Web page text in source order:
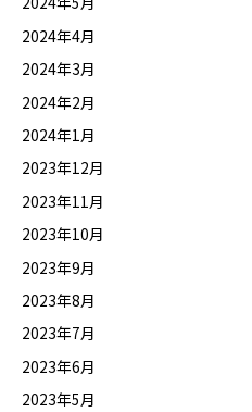
2024年4月
2024年3月
2024年2月
2024年1月
2023年12月
2023年11月
2023年10月
2023年9月
2023年8月
2023年7月
2023年6月
2023年5月